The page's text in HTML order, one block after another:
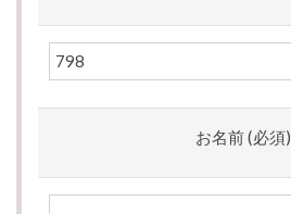
お名前 (必須)